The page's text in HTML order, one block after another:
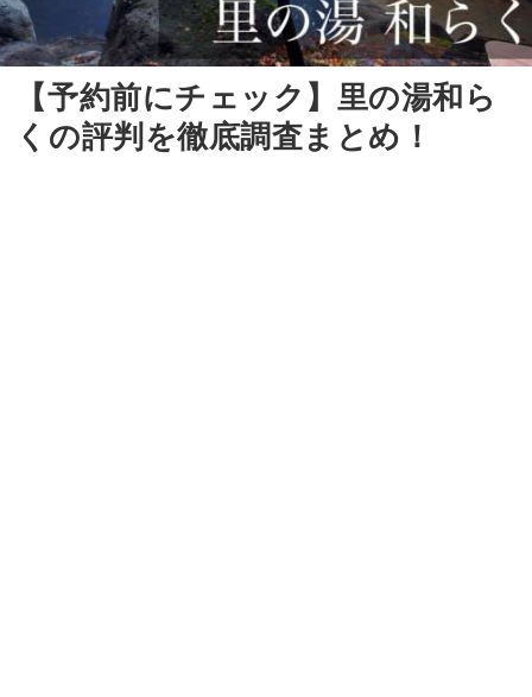
【予約前にチェック】里の湯和ら
くの評判を徹底調査まとめ！